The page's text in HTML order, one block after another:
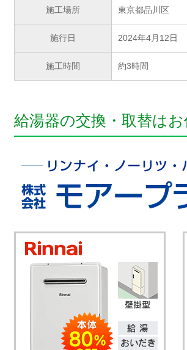
施工場所 東京都品川区
施行日 2024年4月12日
施工時間 約3時間
給湯器の交換・取替はお